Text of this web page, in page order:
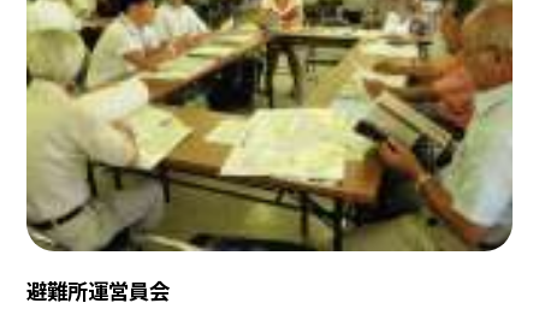
避難所運営員会